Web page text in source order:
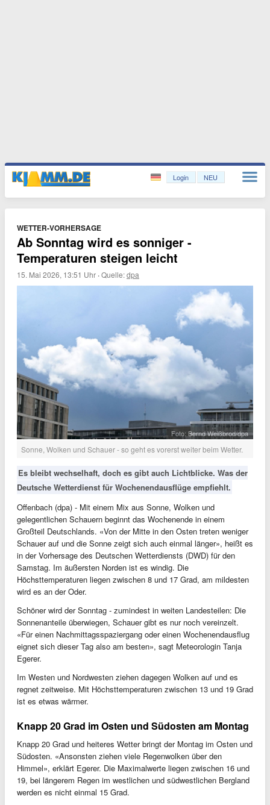
Login NEU
WETTER-VORHERSAGE
Ab Sonntag wird es sonniger -
Temperaturen steigen leicht
15. Mai 2026, 13:51 Uhr ·Quelle:dpa
Foto: Bernd Weißbrod/dpa
Sonne, Wolken und Schauer - so geht es vorerst weiter beim Wetter.
Es bleibt wechselhaft, doch es gibt auch Lichtblicke. Was der
Deutsche Wetterdienst für Wochenendausflüge empfiehlt.
Offenbach (dpa) - Mit einem Mix aus Sonne, Wolken und
gelegentlichen Schauern beginnt das Wochenende in einem
Großteil Deutschlands. «Von der Mitte in den Osten treten weniger
Schauer auf und die Sonne zeigt sich auch einmal länger», heißt es
in der Vorhersage des Deutschen Wetterdiensts (DWD) für den
Samstag. Im äußersten Norden ist es windig. Die
Höchsttemperaturen liegen zwischen 8 und 17 Grad, am mildesten
wird es an der Oder.
Schöner wird der Sonntag - zumindest in weiten Landesteilen: Die
Sonnenanteile überwiegen, Schauer gibt es nur noch vereinzelt.
«Für einen Nachmittagsspaziergang oder einen Wochenendausflug
eignet sich dieser Tag also am besten», sagt Meteorologin Tanja
Egerer.
Im Westen und Nordwesten ziehen dagegen Wolken auf und es
regnet zeitweise. Mit Höchsttemperaturen zwischen 13 und 19 Grad
ist es etwas wärmer.
Knapp 20 Grad im Osten und Südosten am Montag
Knapp 20 Grad und heiteres Wetter bringt der Montag im Osten und
Südosten. «Ansonsten ziehen viele Regenwolken über den
Himmel», erklärt Egerer. Die Maximalwerte liegen zwischen 16 und
19, bei längerem Regen im westlichen und südwestlichen Bergland
werden es nicht einmal 15 Grad.